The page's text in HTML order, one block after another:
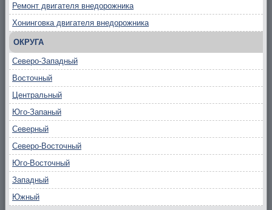
Ремонт двигателя внедорожника
Хонинговка двигателя внедорожника
ОКРУГА
Северо-Западный
Восточный
Центральный
Юго-Запаный
Северный
Северо-Восточный
Юго-Восточный
Западный
Южный